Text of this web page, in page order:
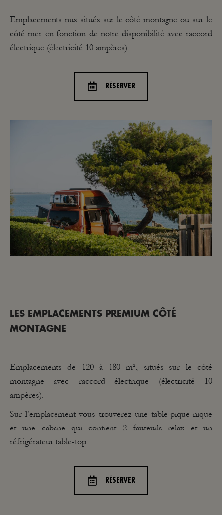
Emplacements nus situés sur le côté montagne ou sur le
côté mer en fonction de notre disponibilité avec raccord
électrique (électricité 10 ampères).
RÉSERVER
LES EMPLACEMENTS PREMIUM CÔTÉ
MONTAGNE
Emplacements de 120 à 180 m², situés sur le côté
montagne avec raccord électrique (électricité 10
ampères).
Sur l’emplacement vous trouverez une table pique-nique
et une cabane qui contient 2 fauteuils relax et un
réfrigérateur table-top.
RÉSERVER